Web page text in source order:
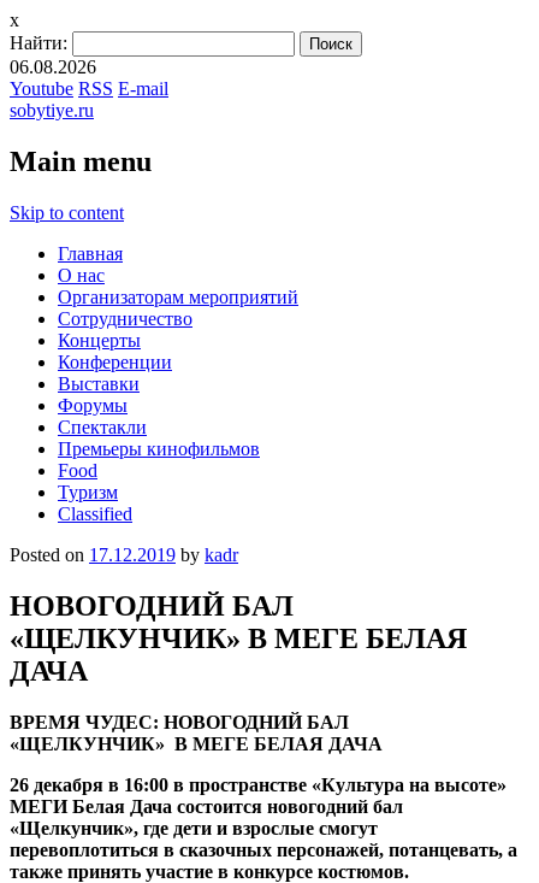
x
Найти:
06.08.2026
Youtube RSS E-mail
sobytiye.ru
Main menu
Skip to content
Главная
О нас
Организаторам мероприятий
Сотрудничество
Концерты
Конференции
Выставки
Форумы
Спектакли
Премьеры кинофильмов
Food
Туризм
Сlassified
Posted on 17.12.2019 by kadr
НОВОГОДНИЙ БАЛ
«ЩЕЛКУНЧИК» В МЕГЕ БЕЛАЯ
ДАЧА
ВРЕМЯ ЧУДЕС: НОВОГОДНИЙ БАЛ
«ЩЕЛКУНЧИК» В МЕГЕ БЕЛАЯ ДАЧА
26 декабря в 16:00 в пространстве «Культура на высоте»
МЕГИ Белая Дача состоится новогодний бал
«Щелкунчик», где дети и взрослые смогут
перевоплотиться в сказочных персонажей, потанцевать, а
также принять участие в конкурсе костюмов.